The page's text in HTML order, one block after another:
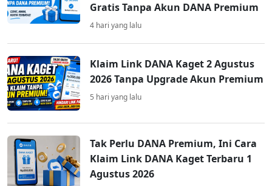
Gratis Tanpa Akun DANA Premium
4 hari yang lalu
Klaim Link DANA Kaget 2 Agustus
2026 Tanpa Upgrade Akun Premium
5 hari yang lalu
Tak Perlu DANA Premium, Ini Cara
Klaim Link DANA Kaget Terbaru 1
Agustus 2026